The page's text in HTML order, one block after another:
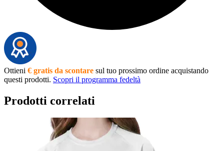
Ottieni € gratis da scontare sul tuo prossimo ordine acquistando
questi prodotti. Scopri il programma fedeltà
Prodotti correlati